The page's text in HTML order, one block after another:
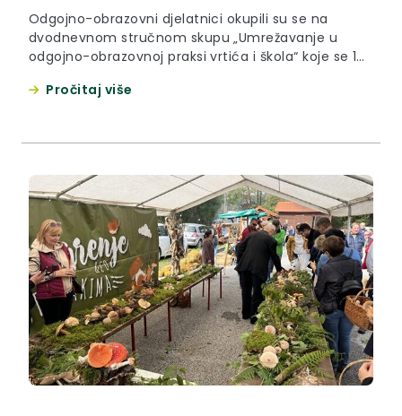
Odgojno-obrazovni djelatnici okupili su se na
dvodnevnom stručnom skupu „Umrežavanje u
odgojno-obrazovnoj praksi vrtića i škola“ koje se 19.
organizaciji Inicijative ZVIS i Hrvatske zajednice
Pročitaj više